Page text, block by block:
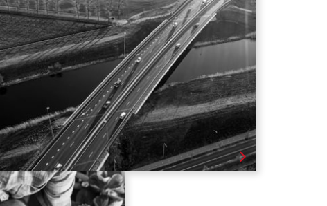
Asesoramiento integral en procesos de licitación y
contratación pública.
Seguimiento y supervisión legal de cumplimiento de
obligaciones.
Defensa de nuestros clientes en sus relaciones y
controversias con sus Contratantes, así como, en procesos
de fiscalización o sancionatorios seguidos por otras
entidades de la Administración Pública.
Estructurar Alianzas Público Privadas – APP.
Saber más
AGRONEGOCIOS